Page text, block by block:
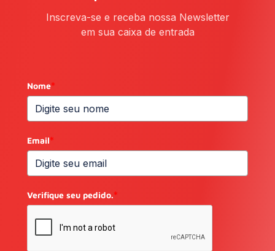
Inscreva-se e receba nossa Newsletter
em sua caixa de entrada
Nome*
Email*
Verifique seu pedido.*